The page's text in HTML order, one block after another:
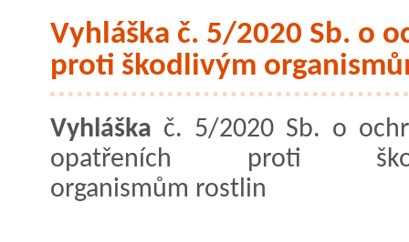
Vyhláška č. 5/2020 Sb. o
proti škodlivým
Vyhláška č. 5/2020 Sb. o
opatřeních proti
organismům rostlin